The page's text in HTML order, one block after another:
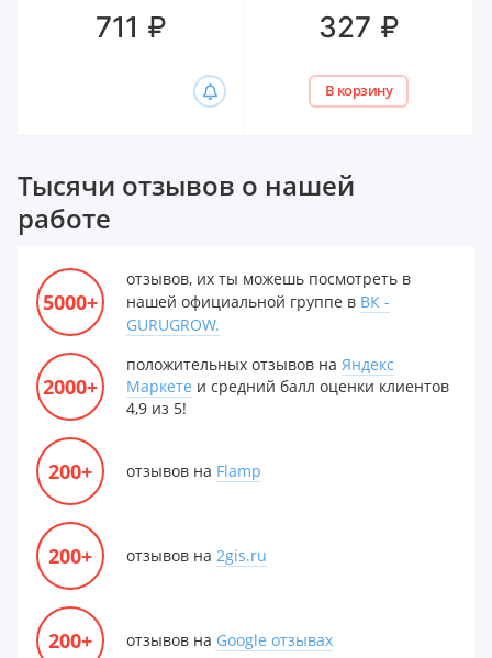
711 ₽
300 мл
327 ₽
В корзину
Тысячи отзывов о нашей
работе
5000+
отзывов, их ты можешь посмотреть в
нашей официальной группе в ВК -
GURUGROW.
2000+
положительных отзывов на Яндекс
Маркете и средний балл оценки клиентов
4,9 из 5!
200+ отзывов на Flamp
200+ отзывов на 2gis.ru
200+ отзывов на Google отзывах